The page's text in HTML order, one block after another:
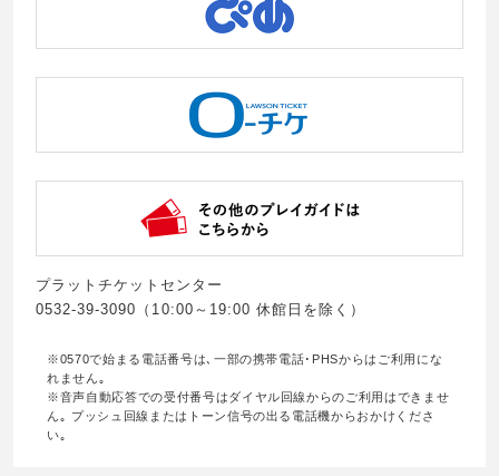
プラットチケットセンター
0532-39-3090（10:00～19:00 休館日を除く）
※0570で始まる電話番号は､一部の携帯電話･PHSからはご利用にな
れません｡
※音声自動応答での受付番号はダイヤル回線からのご利用はできませ
ん｡ プッシュ回線またはトーン信号の出る電話機からおかけくださ
い｡